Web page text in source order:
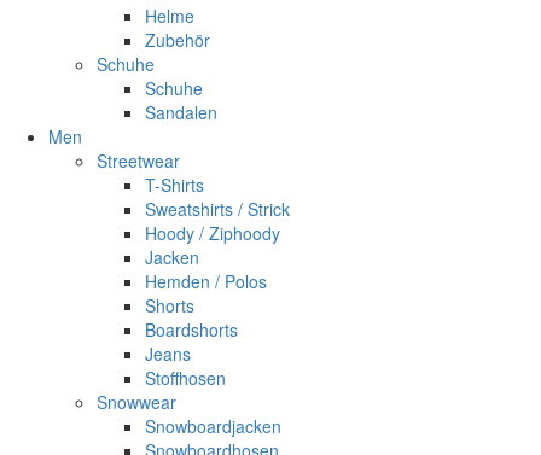
Helme
Zubehör
Schuhe
Schuhe
Sandalen
Men
Streetwear
T-Shirts
Sweatshirts / Strick
Hoody / Ziphoody
Jacken
Hemden / Polos
Shorts
Boardshorts
Jeans
Stoffhosen
Snowwear
Snowboardjacken
Snowboardhosen